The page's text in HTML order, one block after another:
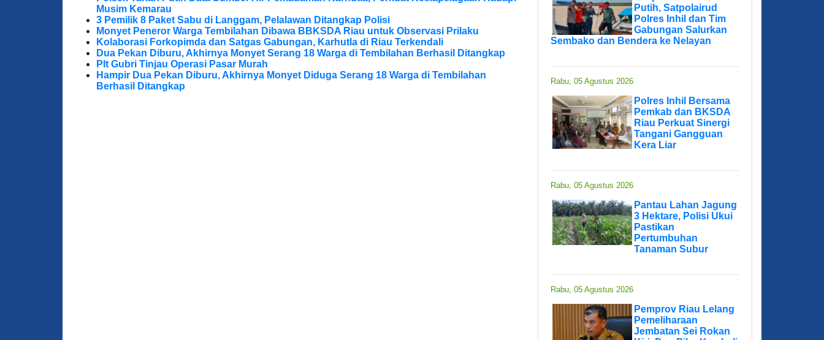
Musim Kemarau
3 Pemilik 8 Paket Sabu di Langgam, Pelalawan Ditangkap Polisi
Monyet Peneror Warga Tembilahan Dibawa BBKSDA Riau untuk Observasi Prilaku
Kolaborasi Forkopimda dan Satgas Gabungan, Karhutla di Riau Terkendali
Dua Pekan Diburu, Akhirnya Monyet Serang 18 Warga di Tembilahan Berhasil Ditangkap
Plt Gubri Tinjau Operasi Pasar Murah
Hampir Dua Pekan Diburu, Akhirnya Monyet Diduga Serang 18 Warga di Tembilahan
Berhasil Ditangkap
Putih, Satpolairud
Polres Inhil dan Tim
Gabungan Salurkan
Sembako dan Bendera ke Nelayan
Rabu, 05 Agustus 2026
Polres Inhil Bersama
Pemkab dan BKSDA
Riau Perkuat Sinergi
Tangani Gangguan
Kera Liar
Rabu, 05 Agustus 2026
Pantau Lahan Jagung
3 Hektare, Polisi Ukui
Pastikan
Pertumbuhan
Tanaman Subur
Rabu, 05 Agustus 2026
Pemprov Riau Lelang
Pemeliharaan
Jembatan Sei Rokan